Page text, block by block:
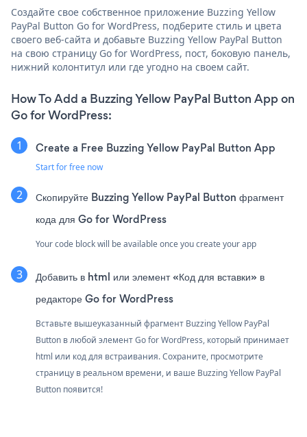
Создайте свое собственное приложение Buzzing Yellow
PayPal Button Go for WordPress, подберите стиль и цвета
своего веб-сайта и добавьте Buzzing Yellow PayPal Button
на свою страницу Go for WordPress, пост, боковую панель,
нижний колонтитул или где угодно на своем сайт.
How To Add a Buzzing Yellow PayPal Button App on
Go for WordPress:
Create a Free Buzzing Yellow PayPal Button App
Start for free now
Скопируйте Buzzing Yellow PayPal Button фрагмент
кода для Go for WordPress
Your code block will be available once you create your app
Добавить в html или элемент «Код для вставки» в
редакторе Go for WordPress
Вставьте вышеуказанный фрагмент Buzzing Yellow PayPal
Button в любой элемент Go for WordPress, который принимает
html или код для встраивания. Сохраните, просмотрите
страницу в реальном времени, и ваше Buzzing Yellow PayPal
Button появится!